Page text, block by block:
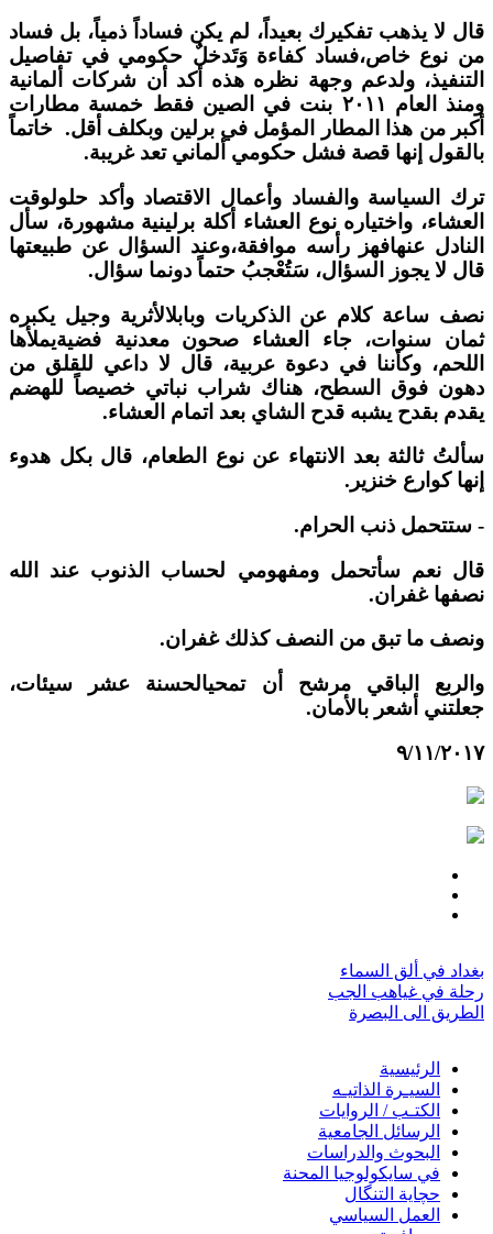
قال لا يذهب تفكيرك بعيداً، لم يكن فساداً ذمياً، بل فساد
من نوع خاص،فساد كفاءة وَتَدخلٌ حكومي في تفاصيل
التنفيذ، ولدعم وجهة نظره هذه أكد أن شركات ألمانية
ومنذ العام ٢٠١١ بنت في الصين فقط خمسة مطارات
أكبر من هذا المطار المؤمل في برلين وبكلف أقل. خاتماً
بالقول إنها قصة فشل حكومي ألماني تعد غريبة.
ترك السياسة والفساد وأعمال الاقتصاد وأكد حلولوقت
العشاء، واختياره نوع العشاء أكلة برلينية مشهورة، سأل
النادل عنهافهز رأسه موافقة،وعند السؤال عن طبيعتها
قال لا يجوز السؤال، سَتُعْجبُ حتماً دونما سؤال.
نصف ساعة كلام عن الذكريات وبابلالأثرية وجيل يكبره
ثمان سنوات، جاء العشاء صحون معدنية فضيةيملأها
اللحم، وكأننا في دعوة عربية، قال لا داعي للقلق من
دهون فوق السطح، هناك شراب نباتي خصيصاً للهضم
يقدم بقدح يشبه قدح الشاي بعد اتمام العشاء.
سألتُ ثالثة بعد الانتهاء عن نوع الطعام، قال بكل هدوء
إنها كوارع خنزير.
- ستتحمل ذنب الحرام.
قال نعم سأتحمل ومفهومي لحساب الذنوب عند الله
نصفها غفران.
ونصف ما تبق من النصف كذلك غفران.
والربع الباقي مرشح أن تمحيالحسنة عشر سيئات،
جعلتني أشعر بالأمان.
٩/١١/٢٠١٧
بغداد في ألق السماء
رحلة في غياهب الجب
الطريق الى البصرة
الرئيسية
السيـرة الذاتيـه
الكتـب / الروايات
الرسائل الجامعية
البحوث والدراسات
في سايكولوجيا المحنة
حچاية التنگال
العمل السياسي